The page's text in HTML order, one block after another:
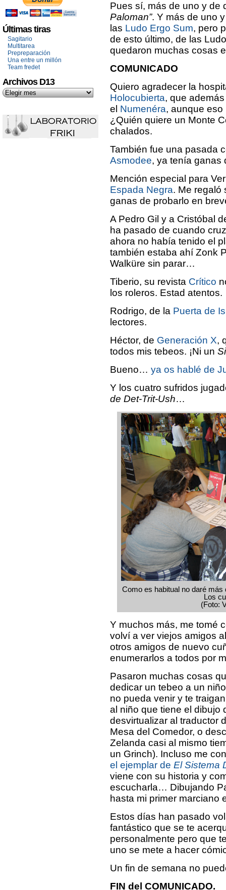
Últimas tiras
Sagitario
Multitarea
Prepreparación
Una entre un millón
Team fredet
Archivos D13
Pues sí, más de uno y de
Paloman”. Y más de uno
las Ludo Ergo Sum, pero
de esto último, de las
quedaron muchas cosas
COMUNICADO
Quiero agradecer la
Holocubierta, que
el Numenéra, aunque
¿Quién quiere un Monte
chalados.
También fue una pasada
Asmodee, ya tenía ganas
Mención especial para
Espada Negra. Me regaló
ganas de probarlo en
A Pedro Gil y a Cristóbal
ha pasado de cuando
ahora no había tenido el
también estaba ahí Zonk
Walküre sin parar…
Tiberio, su revista Crítico
los roleros. Estad atentos.
Rodrigo, de la Puerta de
lectores.
Héctor, de Generación X,
todos mis tebeos. ¡Ni un
Bueno… ya os hablé de
Y los cuatro sufridos
de Det-Trit-Ush…
Como es habitual no daré más
Los
(Foto:
Y muchos más, me tomé
volví a ver viejos amigos
otros amigos de nuevo
enumerarlos a todos por
Pasaron muchas cosas
dedicar un tebeo a un
no pueda venir y te
al niño que tiene el dibujo
desvirtualizar al traductor
Mesa del Comedor, o
Zelanda casi al mismo
un Grinch). Incluso me
el ejemplar de El Sistema
viene con su historia y
escucharla… Dibujando
hasta mi primer marciano
Estos días han pasado
fantástico que se te
personalmente pero que
uno se mete a hacer
Un fin de semana no
FIN del COMUNICADO.